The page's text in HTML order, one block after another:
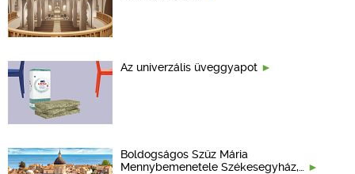
Az univerzális üveggyapot
Boldogságos Szűz Mária
Mennybemenetele Székesegyház,…